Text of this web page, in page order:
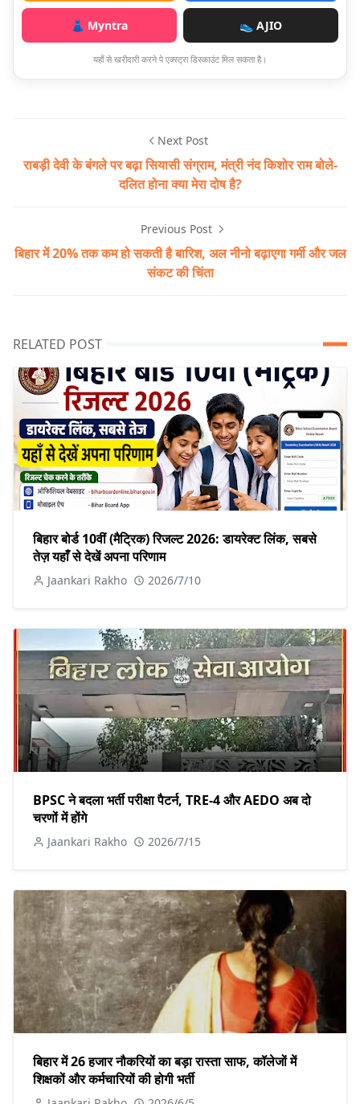
👗 Myntra 👟 AJIO
यहाँ से खरीदारी करने पे एक्स्ट्रा डिस्काउंट मिल सकता है।
Next Post
राबड़ी देवी के बंगले पर बढ़ा सियासी संग्राम, मंत्री नंद किशोर राम बोले-
दलित होना क्या मेरा दोष है?
Previous Post
बिहार में 20% तक कम हो सकती है बारिश, अल नीनो बढ़ाएगा गर्मी और जल
संकट की चिंता
RELATED POST
बिहार बोर्ड 10वीं (मैट्रिक) रिजल्ट 2026: डायरेक्ट लिंक, सबसे
तेज़ यहाँ से देखें अपना परिणाम
Jaankari Rakho 2026/7/10
BPSC ने बदला भर्ती परीक्षा पैटर्न, TRE-4 और AEDO अब दो
चरणों में होंगे
Jaankari Rakho 2026/7/15
बिहार में 26 हजार नौकरियों का बड़ा रास्ता साफ, कॉलेजों में
शिक्षकों और कर्मचारियों की होगी भर्ती